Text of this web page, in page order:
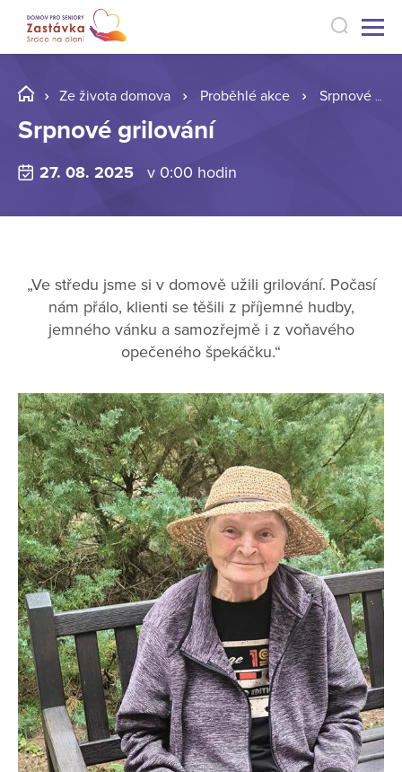
Ze života domova Proběhlé akce Srpnové grilování
Srpnové grilování
27. 08. 2025 v 0:00 hodin
„Ve středu jsme si v domově užili grilování. Počasí
nám přálo, klienti se těšili z příjemné hudby,
jemného vánku a samozřejmě i z voňavého
opečeného špekáčku.“